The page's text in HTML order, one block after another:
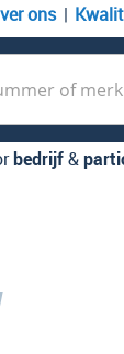
ons
bedrijf&